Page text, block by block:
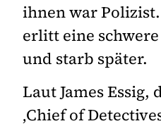
ihnen war
erlitt eine
und starb später.
Laut James
‚Chief of